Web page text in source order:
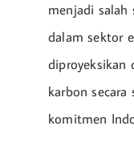
menjadi salah
dalam sektor
diproyeksikan
karbon secara
komitmen